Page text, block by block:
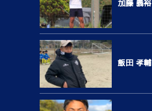
加藤 義裕
飯田 孝輔